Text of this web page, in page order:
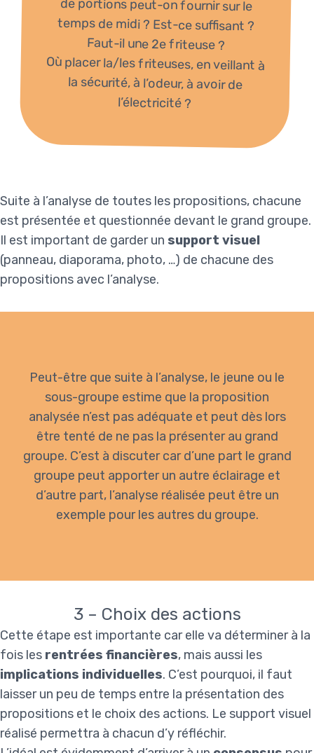
Faut-il une 2e friteuse ?
Où placer la/les friteuses, en veillant à
la sécurité, à l’odeur, à avoir de
l’électricité ?
Suite à l’analyse de toutes les propositions, chacune
est présentée et questionnée devant le grand groupe.
Il est important de garder un support visuel
(panneau, diaporama, photo, …) de chacune des
propositions avec l’analyse.
Peut-être que suite à l’analyse, le jeune ou le
sous-groupe estime que la proposition
analysée n’est pas adéquate et peut dès lors
être tenté de ne pas la présenter au grand
groupe. C’est à discuter car d’une part le grand
groupe peut apporter un autre éclairage et
d’autre part, l’analyse réalisée peut être un
exemple pour les autres du groupe.
3 – Choix des actions
Cette étape est importante car elle va déterminer à la
fois les rentrées financières, mais aussi les
implications individuelles. C’est pourquoi, il faut
laisser un peu de temps entre la présentation des
propositions et le choix des actions. Le support visuel
réalisé permettra à chacun d’y réfléchir.